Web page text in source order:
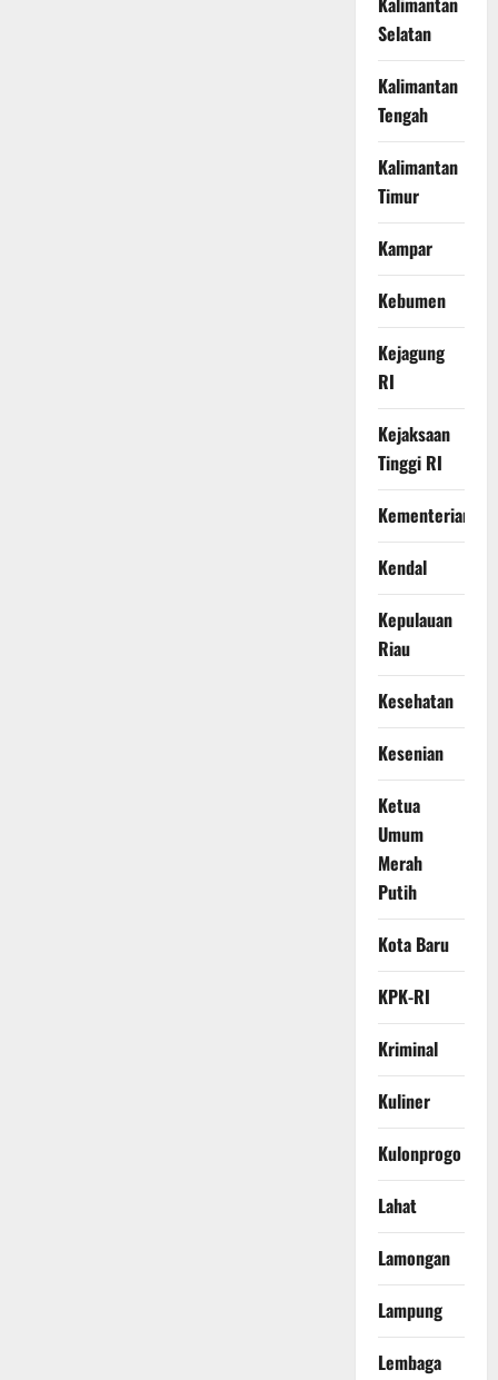
Selatan
Kalimantan
Tengah
Kalimantan
Timur
Kampar
Kebumen
Kejagung
RI
Kejaksaan
Tinggi RI
Kementerian
Kendal
Kepulauan
Riau
Kesehatan
Kesenian
Ketua
Umum
Merah
Putih
Kota Baru
KPK-RI
Kriminal
Kuliner
Kulonprogo
Lahat
Lamongan
Lampung
Lembaga